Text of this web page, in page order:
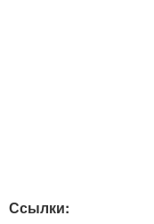
Ссылки: